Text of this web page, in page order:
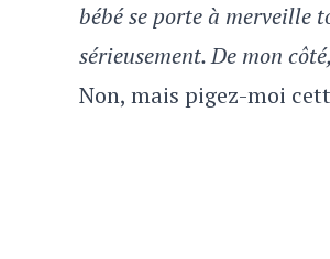
bébé se porte à merveille
sérieusement. De mon
Non, mais pigez-moi